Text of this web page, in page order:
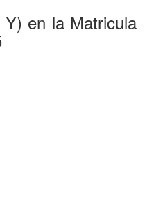
en la Matricula